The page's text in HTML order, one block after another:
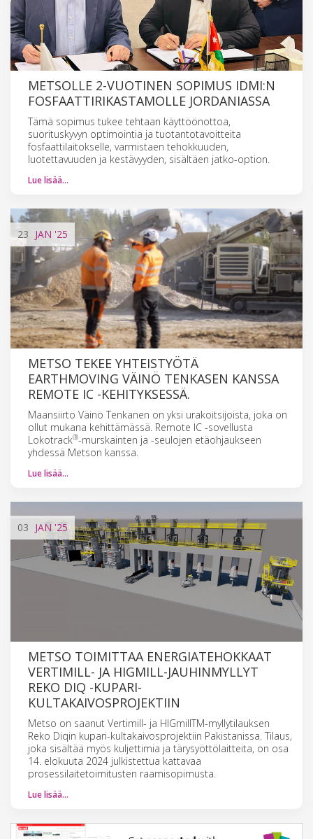
METSOLLE 2-VUOTINEN SOPIMUS IDMI:N
FOSFAATTIRIKASTAMOLLE JORDANIASSA
Tämä sopimus tukee tehtaan käyttöönottoa,
suorituskyvyn optimointia ja tuotantotavoitteita
fosfaattilaitokselle, varmistaen tehokkuuden,
luotettavuuden ja kestävyyden, sisältäen jatko-option.
Lue lisää…
23 JAN '25
METSO TEKEE YHTEISTYÖTÄ
EARTHMOVING VÄINÖ TENKASEN KANSSA
REMOTE IC -KEHITYKSESSÄ.
Maansiirto Väinö Tenkanen on yksi urakoitsijoista, joka on
ollut mukana kehittämässä. Remote IC -sovellusta
Lokotrack®-murskainten ja -seulojen etäohjaukseen
yhdessä Metson kanssa.
Lue lisää…
03 JAN'25
METSO TOIMITTAA ENERGIATEHOKKAAT
VERTIMILL- JA HIGMILL-JAUHINMYLLYT
REKO DIQ -KUPARI-
KULTAKAIVOSPROJEKTIIN
Metso on saanut Vertimill- ja HIGmillTM-myllytilauksen
Reko Diqin kupari-kultakaivosprojektiin Pakistanissa. Tilaus,
joka sisältää myös kuljettimia ja tärysyöttölaitteita, on osa
14. elokuuta 2024 julkistettua kattavaa
prosessilaitetoimitusten raamisopimusta.
Lue lisää…